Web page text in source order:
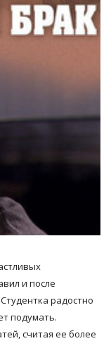
и после
радостно
подумать.
считая ее более